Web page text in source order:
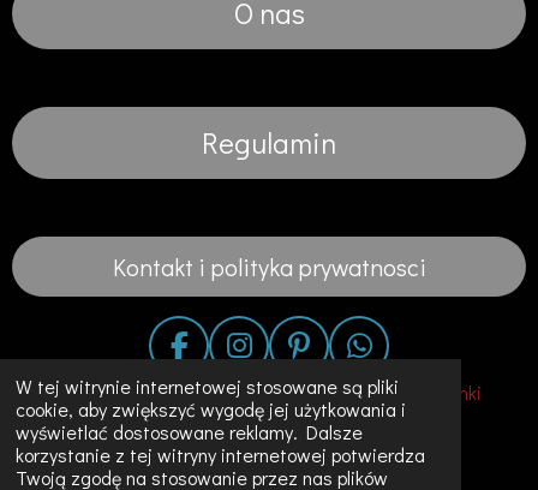
W tej witrynie internetowej stosowane są pliki
cookie, aby zwiększyć wygodę jej użytkowania i
wyświetlać dostosowane reklamy. Dalsze
korzystanie z tej witryny internetowej potwierdza
Twoją zgodę na stosowanie przez nas plików
O nas
Regulamin
Kontakt i polityka prywatnosci
F
a
c
e
b
I
n
s
t
a
P
i
n
t
e
W
h
a
t
s
© 2020 - 2023 Fashion in the City-Suknie Slubne Sukienki
Unikalne Ubrania w Holandii
Obsługiwana przezJouwWeb